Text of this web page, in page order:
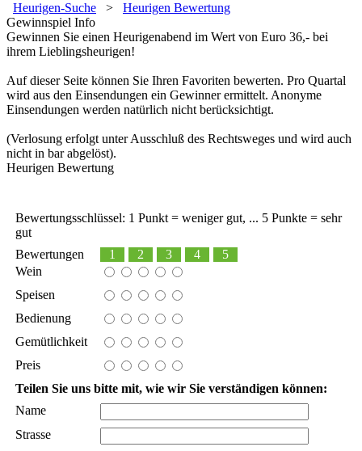
Heurigen-Suche > Heurigen Bewertung
Gewinnspiel Info
Gewinnen Sie einen Heurigenabend im Wert von Euro 36,- bei
ihrem Lieblingsheurigen!
Auf dieser Seite können Sie Ihren Favoriten bewerten. Pro Quartal
wird aus den Einsendungen ein Gewinner ermittelt. Anonyme
Einsendungen werden natürlich nicht berücksichtigt.
(Verlosung erfolgt unter Ausschluß des Rechtsweges und wird auch
nicht in bar abgelöst).
Heurigen Bewertung
Bewertungsschlüssel: 1 Punkt = weniger gut, ... 5 Punkte = sehr
gut
Bewertungen
1 2 3 4
5
Wein
Speisen
Bedienung
Gemütlichkeit
Preis
Teilen Sie uns bitte mit, wie wir Sie verständigen können:
Name
Strasse